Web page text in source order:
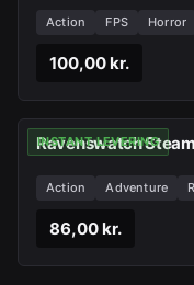
Action FPS Horror
100,00 kr.
INSTANT LEVERING
Ravenswatch Steam
Action Adventure
86,00 kr.